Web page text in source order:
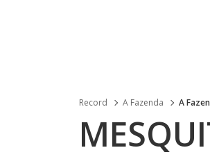
Record A Fazenda A